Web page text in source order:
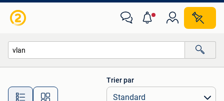
Toutes les distances…
Trier par